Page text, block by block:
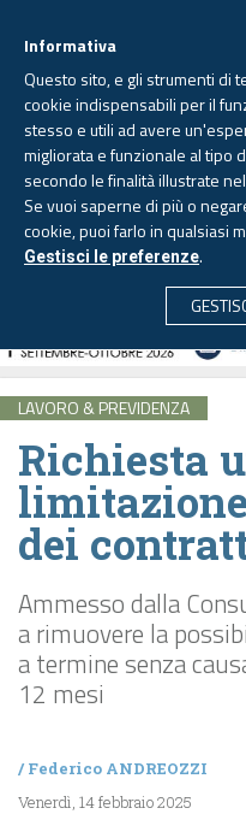
CERCA
Venerdì, 7 agosto
LAVORO & PREVIDENZA
Richiesta
dei
Ammesso dalla
a rimuovere la
a termine senza
12 mesi
/Federico ANDREOZZI
Venerdì, 14 febbraio 2025
Informativa
Questo sito, e gli strumenti di
cookie indispensabili per il
stesso e utili ad avere
migliorata e funzionale al tipo
secondo le finalità illustrate
Se vuoi saperne di più o
cookie, puoi farlo in qualsiasi
Gestisci le preferenze.